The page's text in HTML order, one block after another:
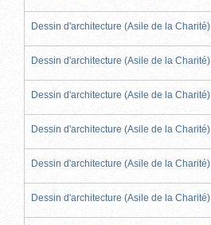
Dessin d'architecture (Asile de la Charité)
Dessin d'architecture (Asile de la Charité)
Dessin d'architecture (Asile de la Charité)
Dessin d'architecture (Asile de la Charité)
Dessin d'architecture (Asile de la Charité)
Dessin d'architecture (Asile de la Charité)